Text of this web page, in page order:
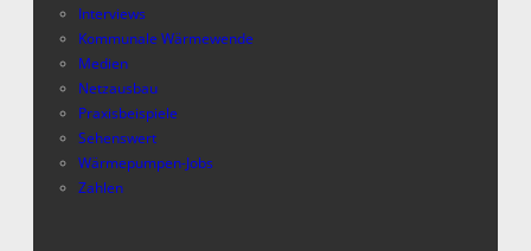
Interviews
Kommunale Wärmewende
Medien
Netzausbau
Praxisbeispiele
Sehenswert
Wärmepumpen-Jobs
Zahlen